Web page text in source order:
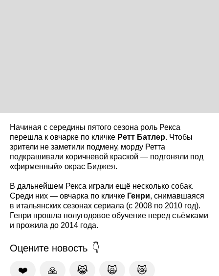
Начиная с середины пятого сезона роль Рекса
перешла к овчарке по кличке Ретт Батлер. Чтобы
зрители не заметили подмену, морду Ретта
подкрашивали коричневой краской — подгоняли под
«фирменный» окрас Биджея.
В дальнейшем Рекса играли ещё несколько собак.
Среди них — овчарка по кличке Генри, снимавшаяся
в итальянских сезонах сериала (с 2008 по 2010 год).
Генри прошла полугодовое обучение перед съёмками
и прожила до 2014 года.
Оцените новость
❤️ 🙏 😹 🙀 😿